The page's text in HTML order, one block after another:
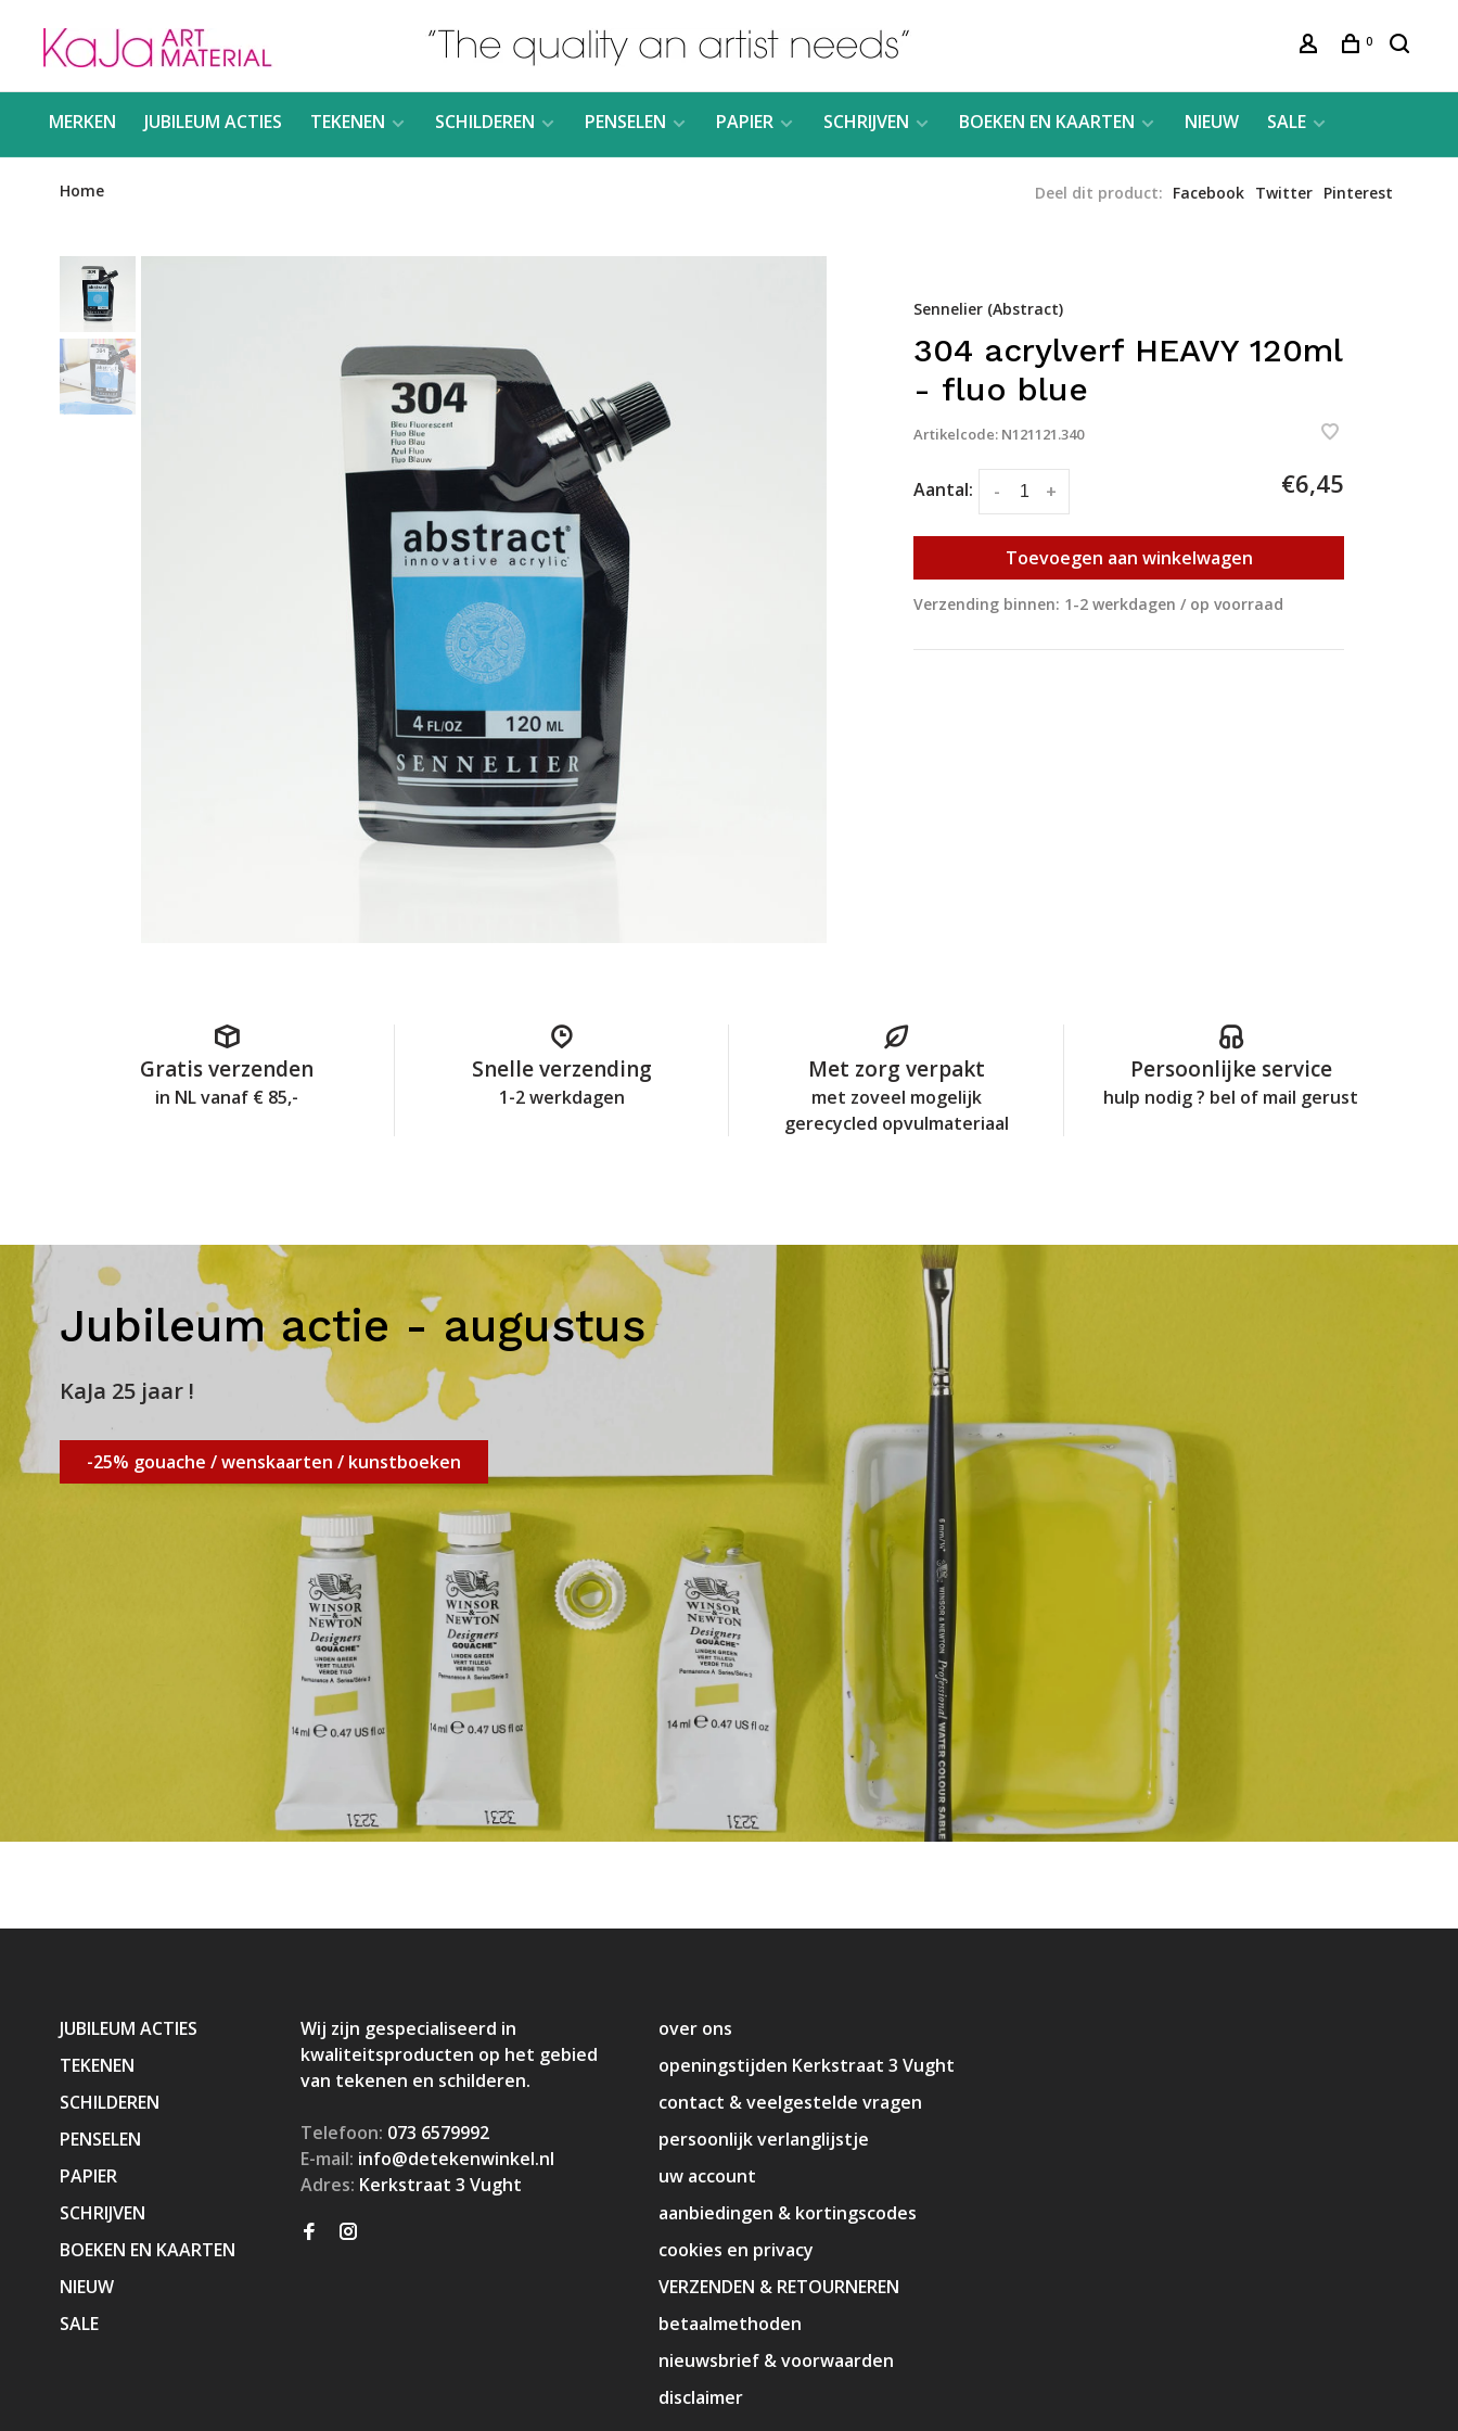
0
MERKEN JUBILEUM ACTIES TEKENEN SCHILDEREN PENSELEN PAPIER SCHRIJVEN BOEKEN EN KAARTEN NIEUW SALE
Home Deel dit product: Facebook Twitter Pinterest
Sennelier (Abstract)
304 acrylverf HEAVY 120ml
- fluo blue
Artikelcode: N121121.340
Aantal: +
- €6,45
Toevoegen aan winkelwagen
Verzending binnen: 1-2 werkdagen / op voorraad
Gratis verzenden
in NL vanaf € 85,-
Snelle verzending
1-2 werkdagen
Met zorg verpakt
met zoveel mogelijk
gerecycled opvulmateriaal
Persoonlijke service
hulp nodig ? bel of mail gerust
Jubileum actie - augustus
KaJa 25 jaar !
-25% gouache / wenskaarten / kunstboeken
JUBILEUM ACTIES
TEKENEN
SCHILDEREN
PENSELEN
PAPIER
SCHRIJVEN
BOEKEN EN KAARTEN
NIEUW
SALE
Wij zijn gespecialiseerd in
kwaliteitsproducten op het gebied
van tekenen en schilderen.
Telefoon: 073 6579992
E-mail: info@detekenwinkel.nl
Adres: Kerkstraat 3 Vught
over ons
openingstijden Kerkstraat 3 Vught
contact & veelgestelde vragen
persoonlijk verlanglijstje
uw account
aanbiedingen & kortingscodes
cookies en privacy
VERZENDEN & RETOURNEREN
betaalmethoden
nieuwsbrief & voorwaarden
disclaimer